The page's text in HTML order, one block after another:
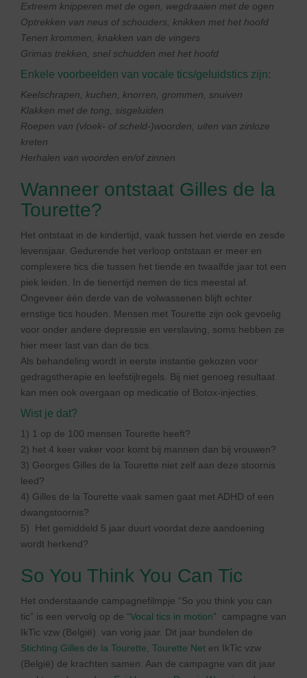
Extreem knipperen met de ogen, wegdraaien met de ogen
Optrekken van neus of schouders, knikken met het hoofd
Tenen krommen, knakken van de vingers
Grimas trekken, snel schudden met het hoofd
Enkele voorbeelden van vocale tics/geluidstics zijn:
Keelschrapen, kuchen, knorren, grommen, snuiven
Klakken met de tong, sisgeluiden
Roepen van (vloek- of scheld-)woorden, uiten van zinloze
kreten
Herhalen van woorden en/of zinnen
Wanneer ontstaat Gilles de la
Tourette?
Het ontstaat in de kindertijd, vaak tussen het vierde en zesde
levensjaar. Gedurende het verloop ontstaan er meer en
complexere tics die tussen het tiende en twaalfde jaar tot een
piek leiden. In de tienertijd nemen de tics meestal af.
Ongeveer één derde van de volwassenen blijft echter
ernstige tics houden. Mensen met Tourette zijn ook gevoelig
voor onder andere depressie en verslaving, soms hebben ze
hier meer last van dan de tics.
Als behandeling wordt in eerste instantie gekozen voor
gedragstherapie en leefstijlregels. Bij niet genoeg resultaat
kan men ook overgaan op medicatie of Botox-injecties.
Wist je dat?
1) 1 op de 100 mensen Tourette heeft?
2) het 4 keer vaker voor komt bij mannen dan bij vrouwen?
3) Georges Gilles de la Tourette niet zelf aan deze stoornis
leed?
4) Gilles de la Tourette vaak samen gaat met ADHD of een
dwangstoornis?
5) Het gemiddeld 5 jaar duurt voordat deze aandoening
wordt herkend?
So You Think You Can Tic
Het onderstaande campagnefilmpje “So you think you can
tic” is een vervolg op de “Vocal tics in motion” campagne van
IkTic vzw (België) van vorig jaar. Dit jaar bundelen de
Stichting Gilles de la Tourette Tourette Net en IkTic vzw
(België) de krachten samen. Aan de campagne van dit jaar